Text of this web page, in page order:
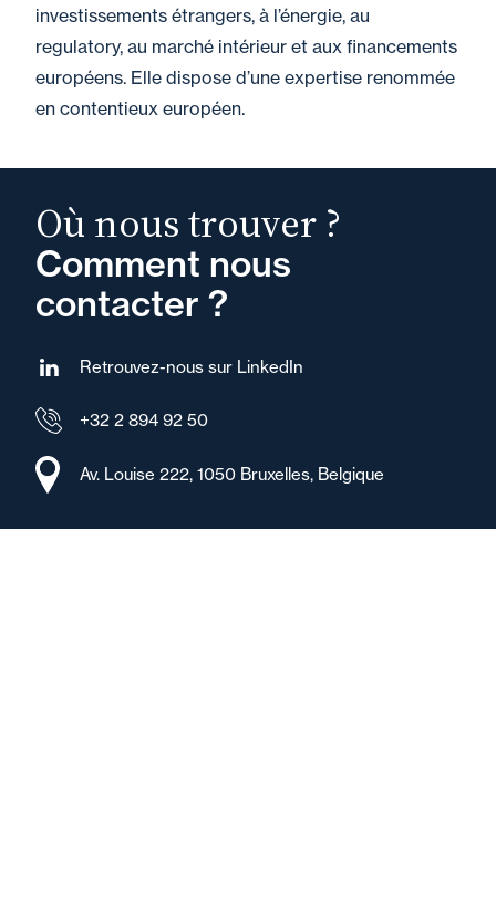
investissements étrangers, à l’énergie, au
regulatory, au marché intérieur et aux financements
européens. Elle dispose d’une expertise renommée
en contentieux européen.
Où nous trouver ?
Comment nous
contacter ?
Retrouvez-nous sur LinkedIn
+32 2 894 92 50
Av. Louise 222, 1050 Bruxelles, Belgique